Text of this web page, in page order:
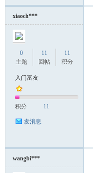
xiaoch***
0
主题
11
回帖
11
积分
入门富友
积分 11
发消息
wangbi***